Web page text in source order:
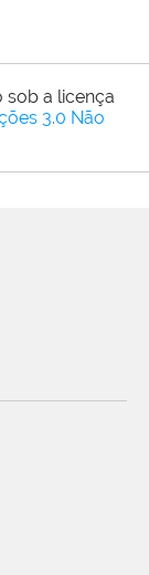
sob a licença
3.0 Não